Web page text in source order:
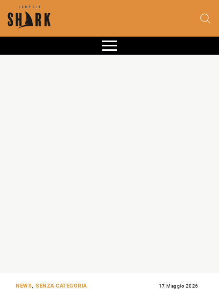
NEWS,SENZA CATEGORIA 17 Maggio 2026